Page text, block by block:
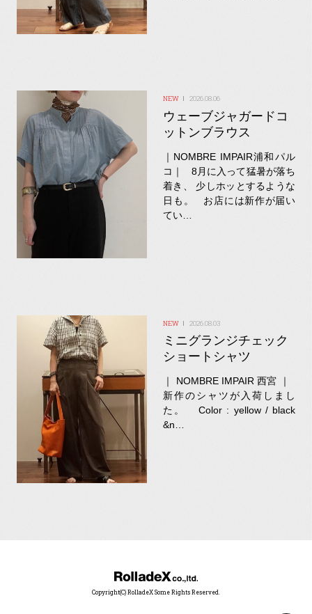
2026.08.06
ウェーブジャガードコ
ットンブラウス
｜NOMBRE IMPAIR浦和パル
コ｜ 8月に入って猛暑が落ち
着き、 少しホッとするような
日も。 お店には新作が届い
てい…
2026.08.03
ミニグランジチェック
ショートシャツ
｜ NOMBRE IMPAIR 西宮 ｜
新作のシャツが入荷しまし
た。 Color : yellow / black
&n…
Copyright(C) RolladeX Some Rights Reserved.